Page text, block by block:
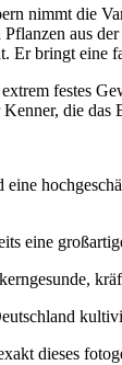
nimmt die
aus
Er bringt eine
festes
die das
eine
dieses